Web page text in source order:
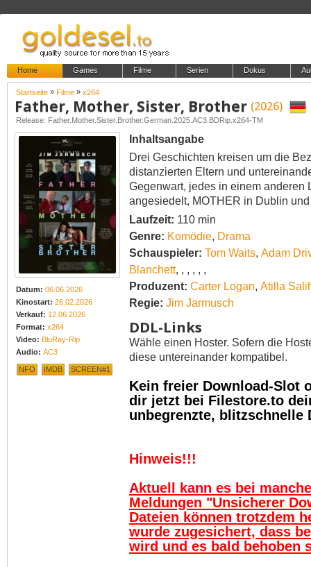
Home Games Filme Serien Dokus
Startseite » Filme » x264
Father, Mother, Sister, Brother (2026)
Release: Father.Mother.Sister.Brother.German.2025.AC3.BDRip.x264-TM
Datum: 06.06.2026
Kinostart: 26.02.2026
Verkauf: 12.06.2026
Format: x264
Video: BluRay-Rip
Audio: AC3
NFO IMDB SCREEN#1
Inhaltsangabe
Drei Geschichten kreisen um die
distanzierten Eltern und
Gegenwart, jedes in einem anderen
angesiedelt, MOTHER in Dublin
Laufzeit: 110 min
Genre: Komödie, Drama
Schauspieler: Tom Waits, Adam
Blanchett, , , , , ,
Produzent: Carter Logan, Atilla
Regie: Jim Jarmusch
DDL-Links
Wähle einen Hoster. Sofern die
diese untereinander kompatibel.
Kein freier Download-Slot
dir jetzt bei Filestore.to
unbegrenzte, blitzschnelle
Hinweis!!!
Aktuell kann es bei
Meldungen "Unsicherer
Dateien können trotzdem
wurde zugesichert, dass
wird und es bald behoben